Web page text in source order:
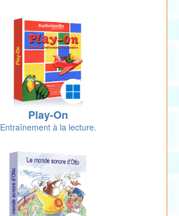
Play-On
Entraînement à la lecture.